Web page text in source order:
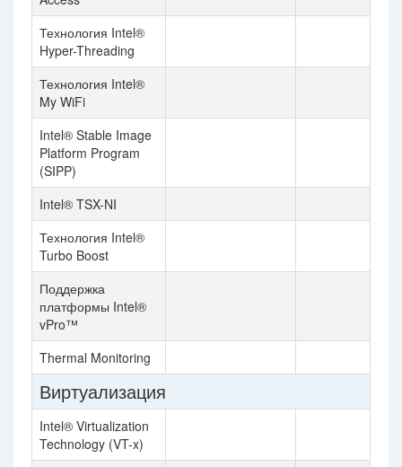
Технология Intel®
Hyper-Threading
Технология Intel®
My WiFi
Intel® Stable Image
Platform Program
(SIPP)
Intel® TSX-NI
Технология Intel®
Turbo Boost
Поддержка
платформы Intel®
vPro™
Thermal Monitoring
Виртуализация
Intel® Virtualization
Technology (VT-x)